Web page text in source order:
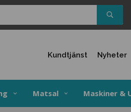
Kundtjänst Nyheter
Matsal Maskiner &